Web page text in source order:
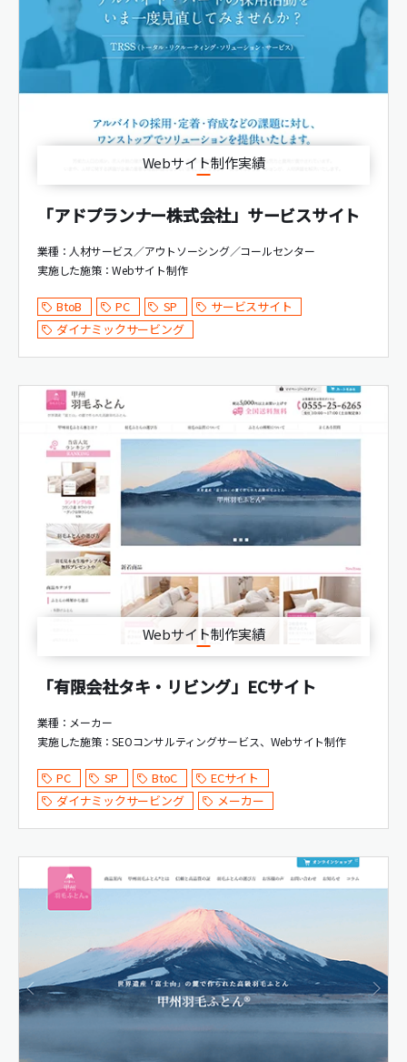
Webサイト制作実績
「アドプランナー株式会社」サービスサイト
業種：人材サービス／アウトソーシング／コールセンター
実施した施策：Webサイト制作
BtoB PC SP
サービスサイト
ダイナミックサービング
Webサイト制作実績
「有限会社タキ・リビング」ECサイト
業種：メーカー
実施した施策：SEOコンサルティングサービス Webサイト制作
PC SP BtoC
ECサイト
ダイナミックサービング
メーカー